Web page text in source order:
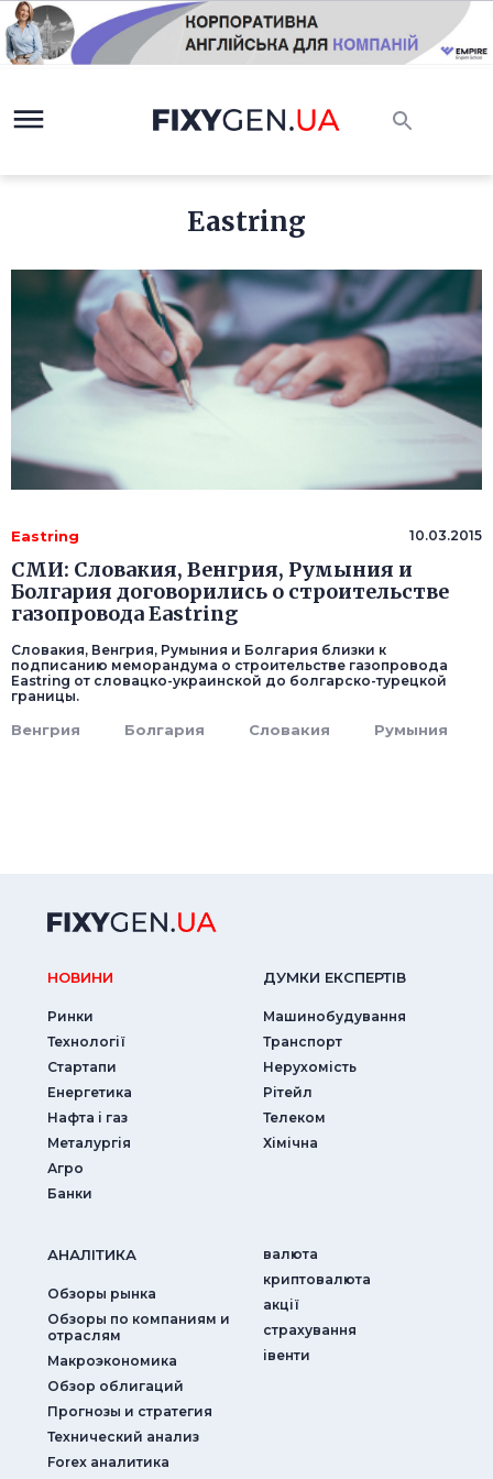
Eastring
Eastring 10.03.2015
СМИ: Словакия, Венгрия, Румыния и
Болгария договорились о строительстве
газопровода Eastring
Словакия, Венгрия, Румыния и Болгария близки к
подписанию меморандума о строительстве газопровода
Eastring от словацко-украинской до болгарско-турецкой
границы.
Венгрия Болгария Словакия Румыния
НОВИНИ
Ринки
Технології
Стартапи
Енергетика
Нафта і газ
Металургія
Агро
Банки
ДУМКИ ЕКСПЕРТIВ
Машинобудування
Транспорт
Нерухомість
Рітейл
Телеком
Хімічна
АНАЛIТИКА
Обзоры рынка
Обзоры по компаниям и
отраслям
Макроэкономика
Обзор облигаций
Прогнозы и стратегия
Технический анализ
Forex аналитика
валюта
криптовалюта
акції
страхування
iвенти